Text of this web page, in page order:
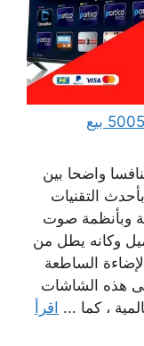
بيع تلفزيونات شاشات الكويت 50050623 بيع
واضحا بين
التقنيات
تصل 140و 150 بوصة وبأنظمة صوت
وكانه يطل من
الساطعة
هذه الشاشات
، كما ... اقرأ